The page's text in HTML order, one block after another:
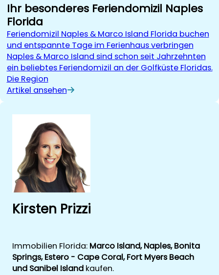
Ihr besonderes Feriendomizil Naples
Florida
Feriendomizil Naples & Marco Island Florida buchen
und entspannte Tage im Ferienhaus verbringen
Naples & Marco Island sind schon seit Jahrzehnten
ein beliebtes Feriendomizil an der Golfküste Floridas.
Die Region
Artikel ansehen
Kirsten Prizzi
Immobilien Florida: Marco Island, Naples, Bonita
Springs, Estero - Cape Coral, Fort Myers Beach
und Sanibel Islandkaufen.